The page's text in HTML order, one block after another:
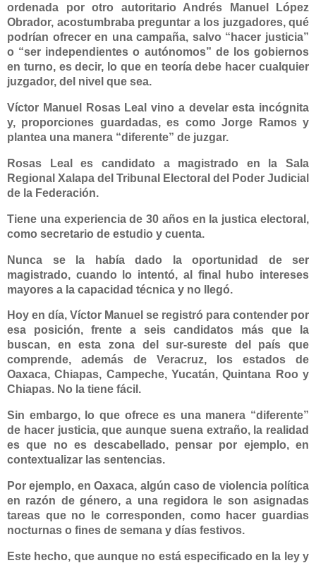
ordenada por otro autoritario Andrés Manuel López
Obrador, acostumbraba preguntar a los juzgadores, qué
podrían ofrecer en una campaña, salvo “hacer justicia”
o “ser independientes o autónomos” de los gobiernos
en turno, es decir, lo que en teoría debe hacer cualquier
juzgador, del nivel que sea.
Víctor Manuel Rosas Leal vino a develar esta incógnita
y, proporciones guardadas, es como Jorge Ramos y
plantea una manera “diferente” de juzgar.
Rosas Leal es candidato a magistrado en la Sala
Regional Xalapa del Tribunal Electoral del Poder Judicial
de la Federación.
Tiene una experiencia de 30 años en la justica electoral,
como secretario de estudio y cuenta.
Nunca se la había dado la oportunidad de ser
magistrado, cuando lo intentó, al final hubo intereses
mayores a la capacidad técnica y no llegó.
Hoy en día, Víctor Manuel se registró para contender por
esa posición, frente a seis candidatos más que la
buscan, en esta zona del sur-sureste del país que
comprende, además de Veracruz, los estados de
Oaxaca, Chiapas, Campeche, Yucatán, Quintana Roo y
Chiapas. No la tiene fácil.
Sin embargo, lo que ofrece es una manera “diferente”
de hacer justicia, que aunque suena extraño, la realidad
es que no es descabellado, pensar por ejemplo, en
contextualizar las sentencias.
Por ejemplo, en Oaxaca, algún caso de violencia política
en razón de género, a una regidora le son asignadas
tareas que no le corresponden, como hacer guardias
nocturnas o fines de semana y días festivos.
Este hecho, que aunque no está especificado en la ley y